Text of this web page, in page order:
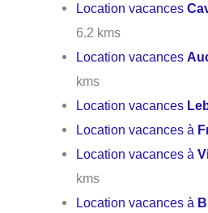
Location vacances
6.2 kms
Location vacances
kms
Location vacances
Location vacances à
Location vacances à
kms
Location vacances à